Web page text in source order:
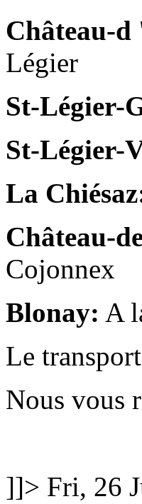
Château-
Légier
St-Légier-
St-Légier-
La
Château-
Cojonnex
Blonay: A
Le
Nous vous
]]> Fri, 26